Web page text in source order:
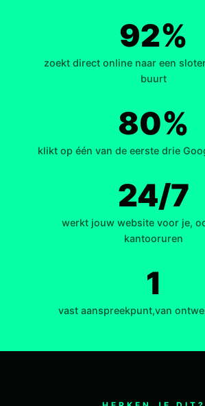
92%
zoekt direct online naar een
buurt
80%
klikt op één van de eerste drie
24/7
werkt jouw website voor je,
kantooruren
1
vast aanspreekpunt,van